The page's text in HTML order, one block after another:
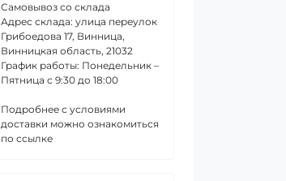
Самовывоз со склада
Адрес склада: улица переулок
Грибоедова 17, Винница,
Винницкая область, 21032
График работы: Понедельник –
Пятница с 9:30 до 18:00
Подробнее с условиями
доставки можно ознакомиться
по ссылке